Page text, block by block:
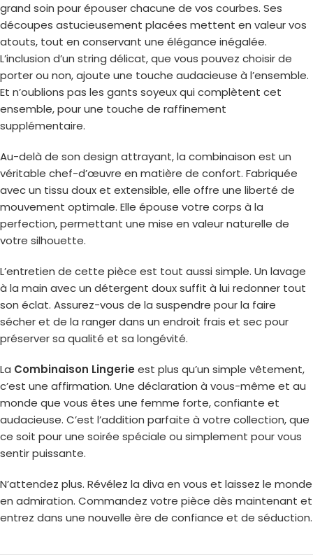
grand soin pour épouser chacune de vos courbes. Ses
découpes astucieusement placées mettent en valeur vos
atouts, tout en conservant une élégance inégalée.
L’inclusion d’un string délicat, que vous pouvez choisir de
porter ou non, ajoute une touche audacieuse à l’ensemble.
Et n’oublions pas les gants soyeux qui complètent cet
ensemble, pour une touche de raffinement
supplémentaire.
Au-delà de son design attrayant, la combinaison est un
véritable chef-d’œuvre en matière de confort. Fabriquée
avec un tissu doux et extensible, elle offre une liberté de
mouvement optimale. Elle épouse votre corps à la
perfection, permettant une mise en valeur naturelle de
votre silhouette.
L’entretien de cette pièce est tout aussi simple. Un lavage
à la main avec un détergent doux suffit à lui redonner tout
son éclat. Assurez-vous de la suspendre pour la faire
sécher et de la ranger dans un endroit frais et sec pour
préserver sa qualité et sa longévité.
La Combinaison Lingerie est plus qu’un simple vêtement,
c’est une affirmation. Une déclaration à vous-même et au
monde que vous êtes une femme forte, confiante et
audacieuse. C’est l’addition parfaite à votre collection, que
ce soit pour une soirée spéciale ou simplement pour vous
sentir puissante.
N’attendez plus. Révélez la diva en vous et laissez le monde
en admiration. Commandez votre pièce dès maintenant et
entrez dans une nouvelle ère de confiance et de séduction.